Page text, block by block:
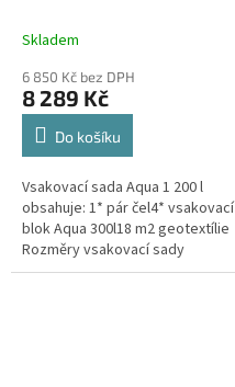
Skladem
6 850 Kč bez DPH
8 289 Kč
Do košíku
Vsakovací sada Aqua 1 200 l
obsahuje: 1* pár čel4* vsakovací
blok Aqua 300l18 m2 geotextílie
Rozměry vsakovací sady
480x80x52 cm Nosnost bloků až